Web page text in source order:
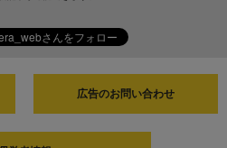
広告のお問い合わせ